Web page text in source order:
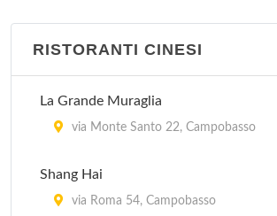
RISTORANTI CINESI
La Grande Muraglia
via Monte Santo 22, Campobasso
Shang Hai
via Roma 54, Campobasso